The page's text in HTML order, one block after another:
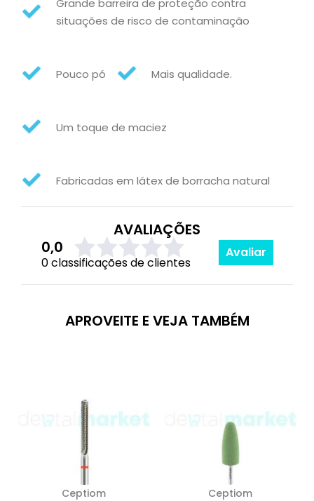
Grande barreira de proteção contra
situações de risco de contaminação
Pouco pó Mais qualidade.
Um toque de maciez
Fabricadas em látex de borracha natural
AVALIAÇÕES
0,0
0 classificações de clientes
Avaliar
APROVEITE E VEJA TAMBÉM
Ceptiom Ceptiom